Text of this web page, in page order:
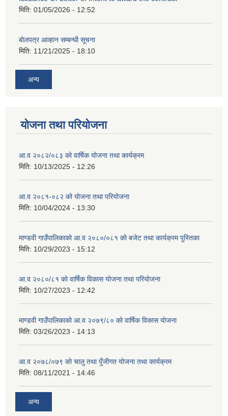
मिति: 01/05/2026 - 12:52
बोलपत्र आव्हान सम्बन्धी सूचना
मिति: 11/21/2025 - 18:10
अन्य
योजना तथा परियोजना
आ.व २०८२/०८३ को वार्षिक योजना तथा कार्यक्रम
मिति: 10/13/2025 - 12:26
आ.व २०८१-०८२ को योजना तथा परियोजना
मिति: 10/04/2024 - 13:30
माण्डवी गाउँपालिकाको आ.व २०८०/०८१ को बजेट तथा कार्यक्रम पुस्तिका
मिति: 10/29/2023 - 15:12
आ.व २०८०/८१ को वार्षिक विकास योजना तथा परियोजना
मिति: 10/27/2023 - 12:42
माण्डवी गाउँपालिकाको आ.व २०७९/८० को वार्षिक विकास योजना
मिति: 03/26/2023 - 14:13
आ.व २०७८/०७९ को चालु तथा पुँजीगत योजना तथा कार्यक्रम
मिति: 08/11/2021 - 14:46
अन्य